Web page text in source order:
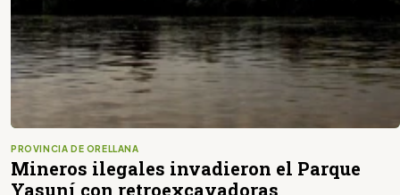
PROVINCIA DE ORELLANA
Mineros ilegales invadieron el Parque
Yasuní con retroexcavadoras